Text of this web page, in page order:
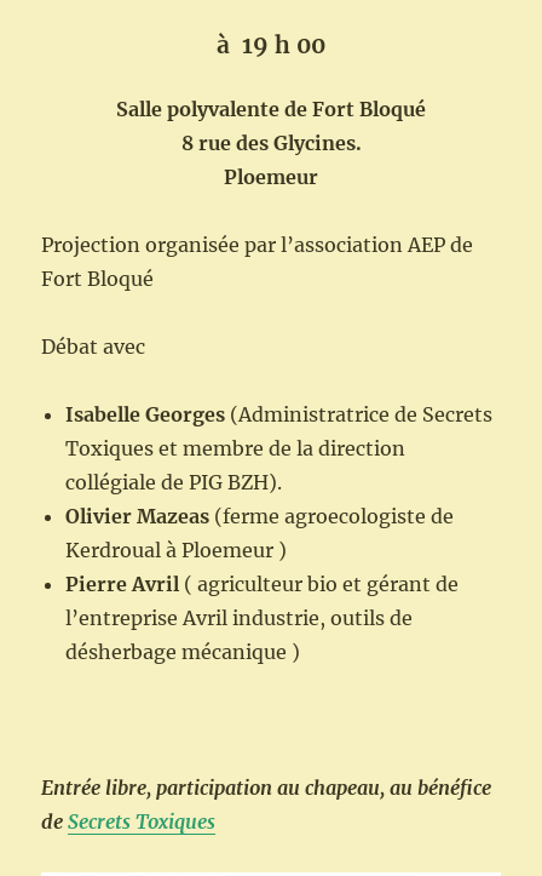
à 19 h 00
Salle polyvalente de Fort Bloqué
8 rue des Glycines.
Ploemeur
Projection organisée par l’association AEP de
Fort Bloqué
Débat avec
Isabelle Georges (Administratrice de Secrets
Toxiques et membre de la direction
collégiale de PIG BZH).
Olivier Mazeas (ferme agroecologiste de
Kerdroual à Ploemeur )
Pierre Avril ( agriculteur bio et gérant de
l’entreprise Avril industrie, outils de
désherbage mécanique )
Entrée libre, participation au chapeau, au bénéfice
deSecrets Toxiques